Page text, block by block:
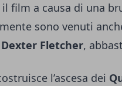
film a causa di una
sono venuti
Dexter Fletcher,
l’ascesa dei